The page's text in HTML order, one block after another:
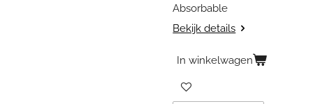
Absorbable
Bekijk details
In winkelwagen